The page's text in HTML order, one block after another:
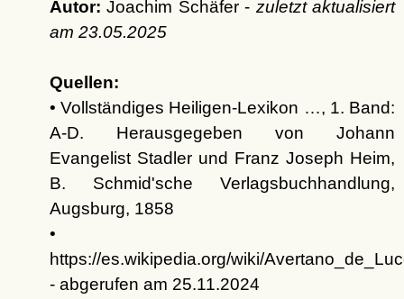
Autor: Joachim Schäfer - zuletzt aktualisiert
am 23.05.2025
Quellen:
• Vollständiges Heiligen-Lexikon …, 1. Band:
A-D. Herausgegeben von Johann
Evangelist Stadler und Franz Joseph Heim,
B. Schmid'sche Verlagsbuchhandlung,
Augsburg, 1858
•
https://es.wikipedia.org/wiki/
- abgerufen am 25.11.2024